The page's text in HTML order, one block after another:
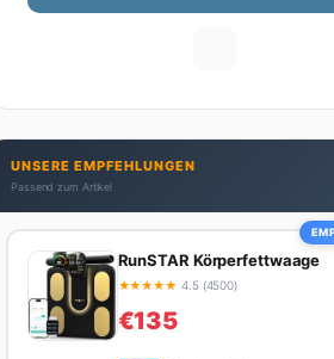
konkreten Tipps zum Umsetzen. Von
man Job und Privatleben unter
bekommt. Privat ist sie bekennende
Süchtige (3+ Tassen am Tag, Minimum),
Hörerin und verbringt ihre
liebsten in der Natur oder auf dem
Flohmarkt.
UNSERE EMPFEHLUNGEN
Passend zum Artikel
RunSTAR Körperfettwaage
★★★★★ 4.5 (4500)
€135